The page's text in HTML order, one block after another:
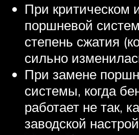
При критическом
поршневой
степень сжатия
сильно
При замене
системы, когда
работает не так,
заводской